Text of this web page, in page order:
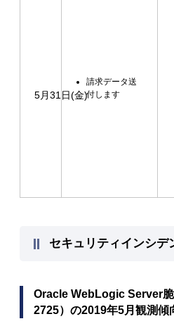
5月31日(金)
請求データ送
付します
セキュリティインシデ
Oracle WebLogic Server
2725）の2019年5月観測傾